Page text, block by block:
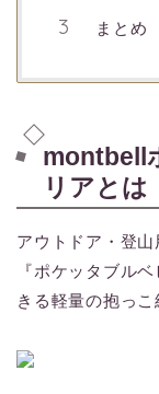
まとめ
montbell
リアとは
アウトドア・登山
『ポケッタブル
きる軽量の抱っこ